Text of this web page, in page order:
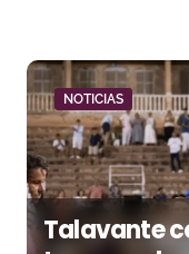
a
d
a
s
NOTICIAS
Talavante